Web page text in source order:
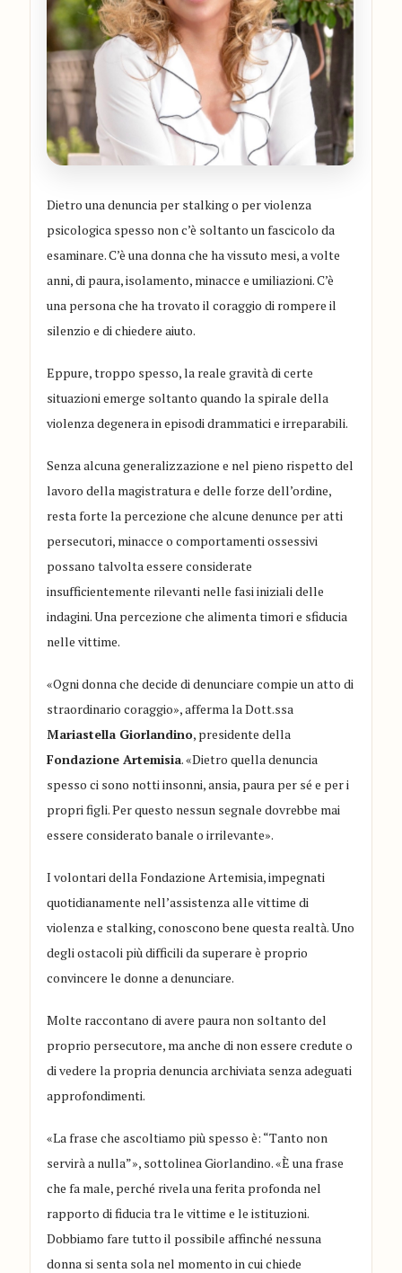
Dietro una denuncia per stalking o per violenza
psicologica spesso non c’è soltanto un fascicolo da
esaminare. C’è una donna che ha vissuto mesi, a volte
anni, di paura, isolamento, minacce e umiliazioni. C’è
una persona che ha trovato il coraggio di rompere il
silenzio e di chiedere aiuto.
Eppure, troppo spesso, la reale gravità di certe
situazioni emerge soltanto quando la spirale della
violenza degenera in episodi drammatici e irreparabili.
Senza alcuna generalizzazione e nel pieno rispetto del
lavoro della magistratura e delle forze dell’ordine,
resta forte la percezione che alcune denunce per atti
persecutori, minacce o comportamenti ossessivi
possano talvolta essere considerate
insufficientemente rilevanti nelle fasi iniziali delle
indagini. Una percezione che alimenta timori e sfiducia
nelle vittime.
«Ogni donna che decide di denunciare compie un atto di
straordinario coraggio», afferma la Dott.ssa
Mariastella Giorlandino, presidente della
Fondazione Artemisia. «Dietro quella denuncia
spesso ci sono notti insonni, ansia, paura per sé e per i
propri figli. Per questo nessun segnale dovrebbe mai
essere considerato banale o irrilevante».
I volontari della Fondazione Artemisia, impegnati
quotidianamente nell’assistenza alle vittime di
violenza e stalking, conoscono bene questa realtà. Uno
degli ostacoli più difficili da superare è proprio
convincere le donne a denunciare.
Molte raccontano di avere paura non soltanto del
proprio persecutore, ma anche di non essere credute o
di vedere la propria denuncia archiviata senza adeguati
approfondimenti.
«La frase che ascoltiamo più spesso è: “Tanto non
servirà a nulla”», sottolinea Giorlandino. «È una frase
che fa male, perché rivela una ferita profonda nel
rapporto di fiducia tra le vittime e le istituzioni.
Dobbiamo fare tutto il possibile affinché nessuna
donna si senta sola nel momento in cui chiede